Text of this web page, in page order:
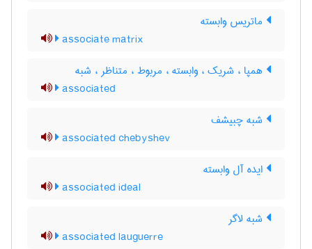
ماتریس وابسته
associate matrix
همپا ، شریک ، وابسته ، مربوط ، متناظر ، شبه
associated
شبه چبیشف
associated chebyshev
ایده آل وابسته
associated ideal
شبه لاگر
associated lauguerre